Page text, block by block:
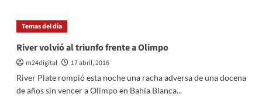
cayó
frente
Independiente
del
Valle
Temas del dia
River volvió al triunfo frente a Olimpo
m24digital
17 abril, 2016
River Plate rompió esta noche una racha adversa de una docena
de años sin vencer a Olimpo en Bahía Blanca...